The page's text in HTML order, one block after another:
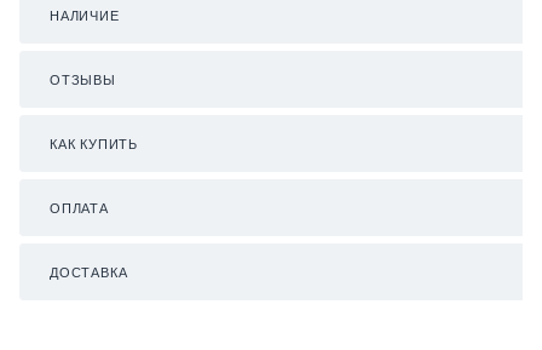
НАЛИЧИЕ
ОТЗЫВЫ
КАК КУПИТЬ
ОПЛАТА
ДОСТАВКА